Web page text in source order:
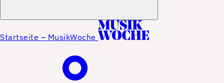
Startseite – MusikWoche